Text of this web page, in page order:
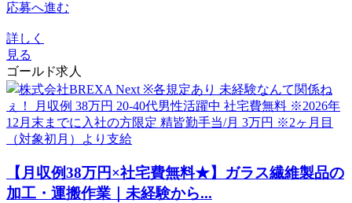
応募へ進む
詳しく
見る
ゴールド求人
【月収例38万円×社宅費無料★】ガラス繊維製品の
加工・運搬作業｜未経験から...